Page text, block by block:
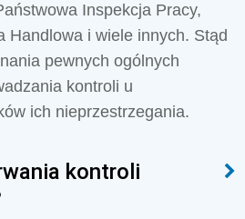
Inspekcja Pracy,
Handlowa i wiele innych. Stąd
pewnych ogólnych
kontroli u
ich nieprzestrzegania.
kontroli